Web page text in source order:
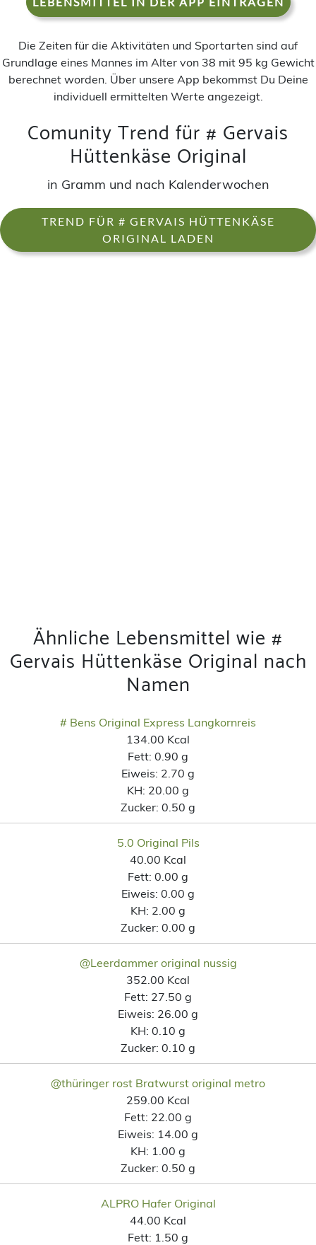
Die Zeiten für die Aktivitäten und Sportarten sind auf
Grundlage eines Mannes im Alter von 38 mit 95 kg Gewicht
berechnet worden. Über unsere App bekommst Du Deine
individuell ermittelten Werte angezeigt.
Comunity Trend für # Gervais
Hüttenkäse Original
in Gramm und nach Kalenderwochen
TREND FÜR # GERVAIS HÜTTENKÄSE
ORIGINAL LADEN
Ähnliche Lebensmittel wie #
Gervais Hüttenkäse Original nach
Namen
# Bens Original Express Langkornreis
134.00 Kcal
Fett: 0.90 g
Eiweis: 2.70 g
KH: 20.00 g
Zucker: 0.50 g
5.0 Original Pils
40.00 Kcal
Fett: 0.00 g
Eiweis: 0.00 g
KH: 2.00 g
Zucker: 0.00 g
@Leerdammer original nussig
352.00 Kcal
Fett: 27.50 g
Eiweis: 26.00 g
KH: 0.10 g
Zucker: 0.10 g
@thüringer rost Bratwurst original metro
259.00 Kcal
Fett: 22.00 g
Eiweis: 14.00 g
KH: 1.00 g
Zucker: 0.50 g
ALPRO Hafer Original
44.00 Kcal
Fett: 1.50 g